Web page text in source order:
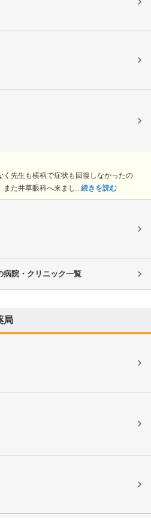
先生も横柄で症状も回復しなかったの
また井草眼科へ来まし...続きを読む
病院・クリニック一覧
局